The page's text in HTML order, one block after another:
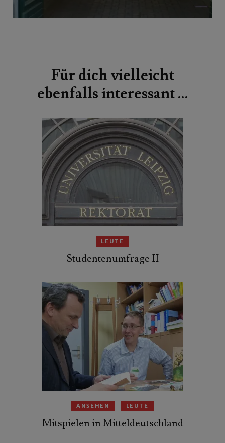
Für dich vielleicht
ebenfalls interessant …
LEUTE
Studentenumfrage II
ANSEHEN LEUTE
Mitspielen in Mitteldeutschland